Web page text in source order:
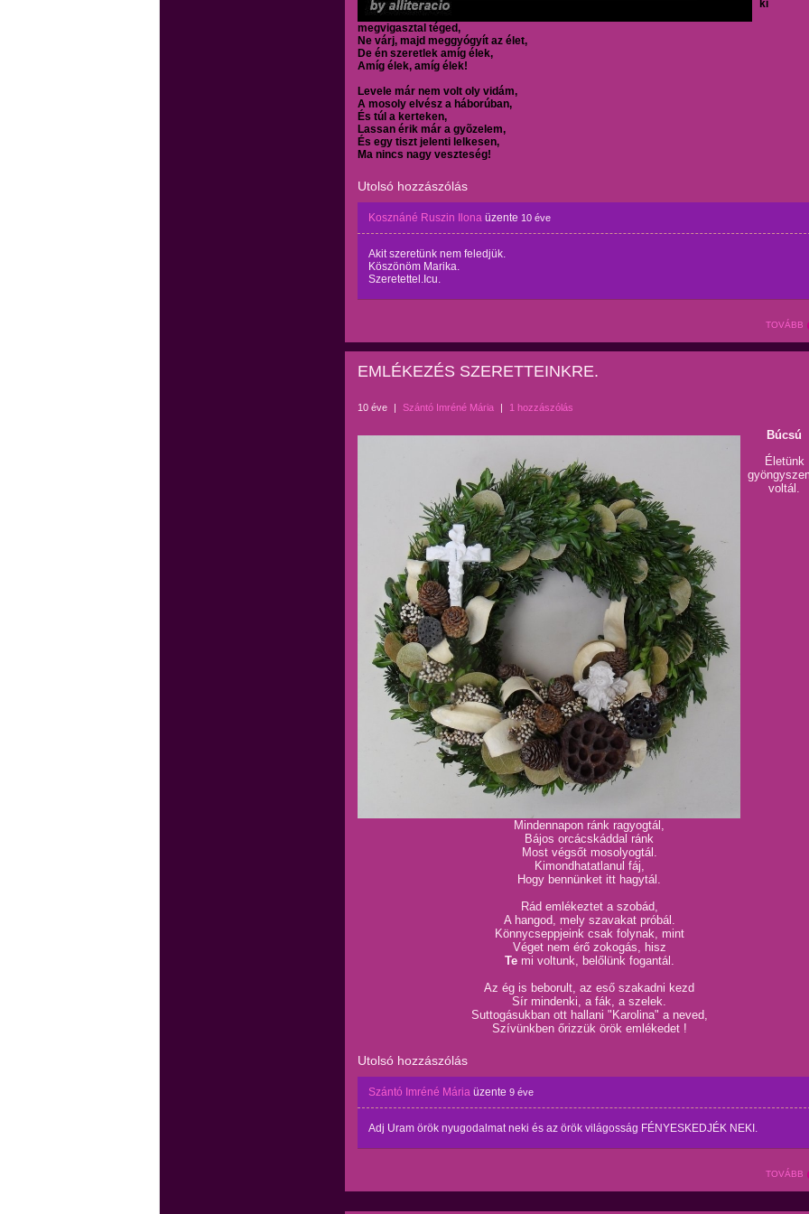
ki
megvigasztal téged,
Ne várj, majd meggyógyít az élet,
De én szeretlek amíg élek,
Amíg élek, amíg élek!
Levele már nem volt oly vidám,
A mosoly elvész a háborúban,
És túl a kerteken,
Lassan érik már a gyõzelem,
És egy tiszt jelenti lelkesen,
Ma nincs nagy veszteség!
Utolsó hozzászólás
Kosznáné Ruszin Ilona üzente 10 éve
Akit szeretünk nem feledjük.
Köszönöm Marika.
Szeretettel.Icu.
TOVÁBB
EMLÉKEZÉS SZERETTEINKRE.
10 éve | Szántó Imréné Mária | 1 hozzászólás
Búcsú
Életünk
voltál.
Mindennapon ránk ragyogtál,
Bájos orcácskáddal ránk
Most végsőt mosolyogtál.
Kimondhatatlanul fáj,
Hogy bennünket itt hagytál.
Rád emlékeztet a szobád,
A hangod, mely szavakat próbál.
Könnycseppjeink csak folynak, mint
Véget nem érő zokogás, hisz
Temi voltunk, belőlünk fogantál.
Az ég is beborult, az eső szakadni kezd
Sír mindenki, a fák, a szelek.
Suttogásukban ott hallani "Karolina" a neved,
Szívünkben őrizzük örök emlékedet !
Utolsó hozzászólás
Szántó Imréné Mária üzente 9 éve
Adj Uram örök nyugodalmat neki és az örök világosság FÉNYESKEDJÉK NEKI.
TOVÁBB